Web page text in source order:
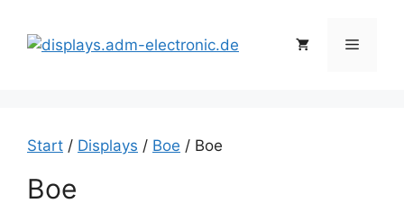
Inhalt
springen
Menü
Start / Displays / Boe / Boe
Boe